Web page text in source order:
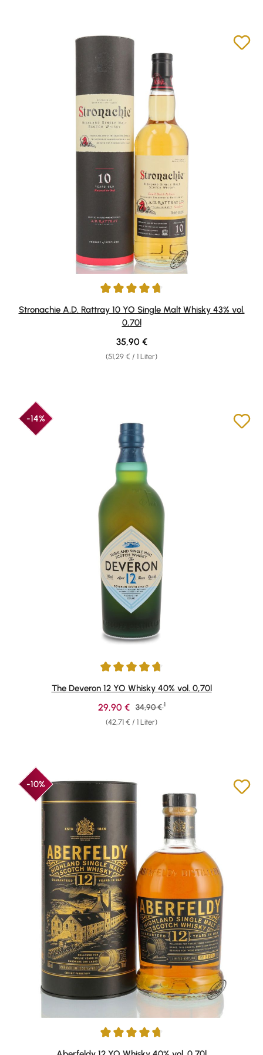
Durchschnittliche Bewertung von 4.67 von 5 Sternen
Stronachie A.D. Rattray 10 YO Single Malt Whisky 43% vol.
0,70l
(51,29 € / 1 Liter)
Regulärer Preis:
35,90 €
-14%
Durchschnittliche Bewertung von 4.86 von 5 Sternen
The Deveron 12 YO Whisky 40% vol. 0,70l
(42,71 € / 1 Liter)
Verkaufspreis:
29,90 € Regulärer Preis:
34,90 € 1
-10%
Durchschnittliche Bewertung von 4.85 von 5 Sternen